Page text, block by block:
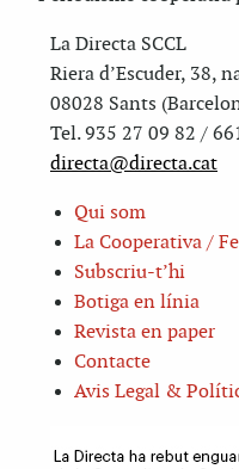
La Directa SCCL
Riera d’Escuder, 38,
08028 Sants
Tel. 935 27 09 82 /
directa@directa.cat
Qui som
La Cooperativa /
Subscriu-t’hi
Botiga en línia
Revista en paper
Contacte
Avis Legal &